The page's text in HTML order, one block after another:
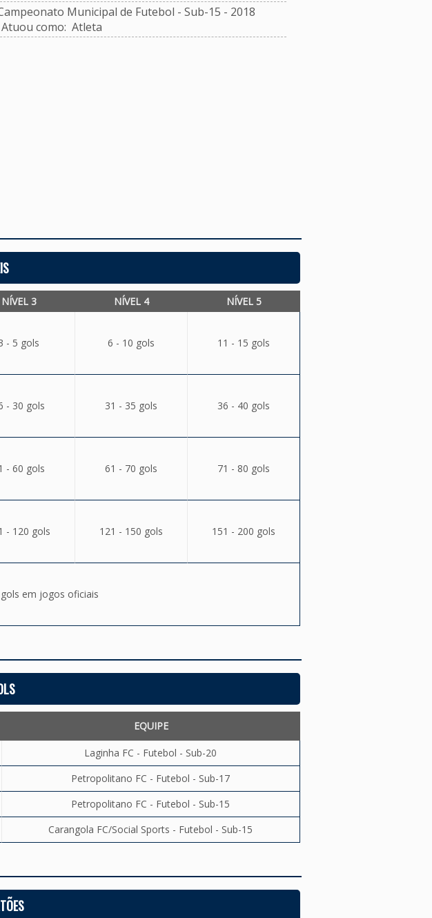
Municipal de Futebol - Sub-15 - 2018
como: Atleta
NÍVEL 3 NÍVEL 4 NÍVEL 5
- 5 gols 6 - 10 gols 11 - 15 gols
- 30 gols 31 - 35 gols 36 - 40 gols
- 60 gols 61 - 70 gols 71 - 80 gols
- 120 gols 121 - 150 gols 151 - 200 gols
em jogos oficiais
EQUIPE
Laginha FC - Futebol - Sub-20
Petropolitano FC - Futebol - Sub-17
Petropolitano FC - Futebol - Sub-15
Carangola FC/Social Sports - Futebol - Sub-15